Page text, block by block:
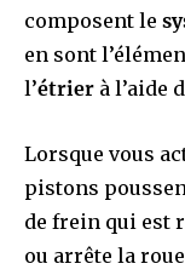
composent le
en sont
l’étrier à l’aide
Lorsque vous
pistons
de frein qui est
ou arrête la